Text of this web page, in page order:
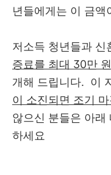
년들에게는 이 금액
저소득 청년들과 신
증료를 최대 30만
개해 드립니다. 이
이 소진되면 조기
않으신 분들은 아래
하세요